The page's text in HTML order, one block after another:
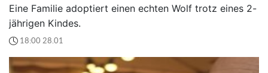
Eine Familie adoptiert einen echten Wolf trotz eines 2-
jährigen Kindes.
18:00 28.01